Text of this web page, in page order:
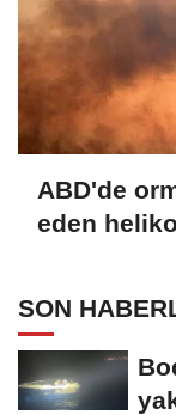
ABD'de
eden
SON